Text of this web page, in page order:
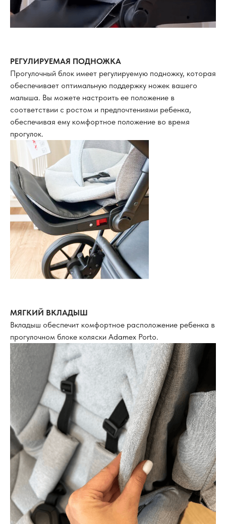
РЕГУЛИРУЕМАЯ ПОДНОЖКА
Прогулочный блок имеет регулируемую подножку, которая
обеспечивает оптимальную поддержку ножек вашего
малыша. Вы можете настроить ее положение в
соответствии с ростом и предпочтениями ребенка,
обеспечивая ему комфортное положение во время
прогулок.
МЯГКИЙ ВКЛАДЫШ
Вкладыш обеспечит комфортное расположение ребенка в
прогулочном блоке коляски Adamex Porto.